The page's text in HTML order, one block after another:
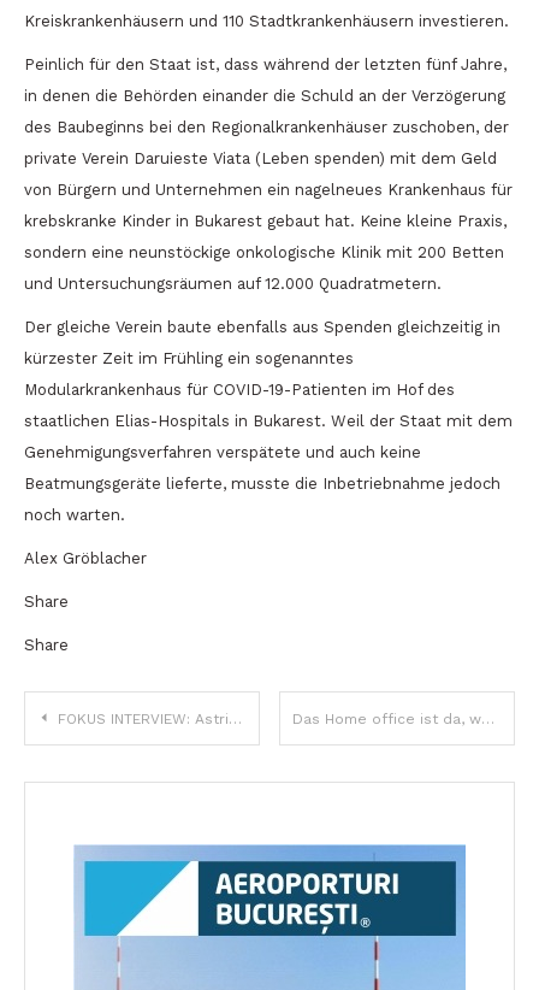
Kreiskrankenhäusern und 110 Stadtkrankenhäusern investieren.
Peinlich für den Staat ist, dass während der letzten fünf Jahre,
in denen die Behörden einander die Schuld an der Verzögerung
des Baubeginns bei den Regionalkrankenhäuser zuschoben, der
private Verein Daruieste Viata (Leben spenden) mit dem Geld
von Bürgern und Unternehmen ein nagelneues Krankenhaus für
krebskranke Kinder in Bukarest gebaut hat. Keine kleine Praxis,
sondern eine neunstöckige onkologische Klinik mit 200 Betten
und Untersuchungsräumen auf 12.000 Quadratmetern.
Der gleiche Verein baute ebenfalls aus Spenden gleichzeitig in
kürzester Zeit im Frühling ein sogenanntes
Modularkrankenhaus für COVID-19-Patienten im Hof des
staatlichen Elias-Hospitals in Bukarest. Weil der Staat mit dem
Genehmigungsverfahren verspätete und auch keine
Beatmungsgeräte lieferte, musste die Inbetriebnahme jedoch
noch warten.
Alex Gröblacher
Share
Share
Beitragsnavigation
FOKUS INTERVIEW: Astrid Fodor, die Hermannstädter Bürgermeisterin Das Home office ist da, was nun?